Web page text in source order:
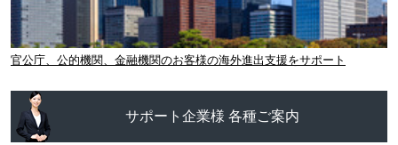
官公庁、公的機関、金融機関のお客様の海外進出支援をサポート
サポート企業様 各種ご案内